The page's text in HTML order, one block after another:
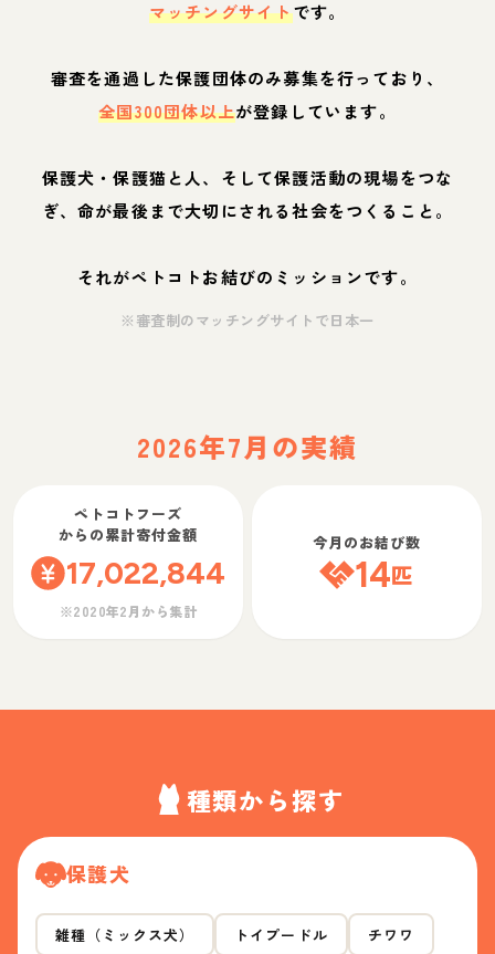
マッチングサイトです。
審査を通過した保護団体のみ募集を行っており、
全国300団体以上が登録しています。
保護犬・保護猫と人、そして保護活動の現場をつな
ぎ、命が最後まで大切にされる社会をつくること。
それがペトコトお結びのミッションです。
※審査制のマッチングサイトで日本一
2026年7月の実績
ペトコトフーズ
からの累計寄付金額
17,022,844
※2020年2月から集計
今月のお結び数
14匹
種類から探す
保護犬
雑種（ミックス犬） トイプードル チワワ